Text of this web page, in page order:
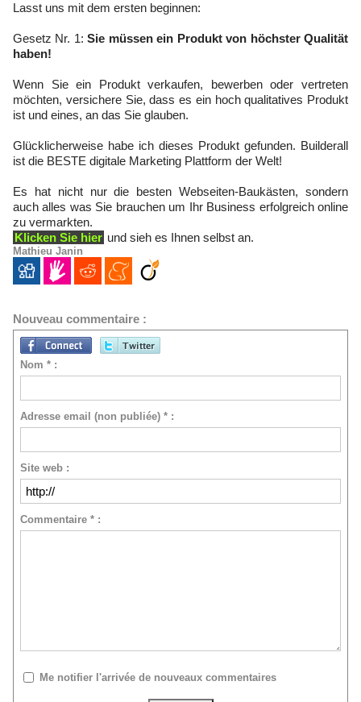
Lasst uns mit dem ersten beginnen:
Gesetz Nr. 1:Sie müssen ein Produkt von höchster Qualität
haben!
Wenn Sie ein Produkt verkaufen, bewerben oder vertreten
möchten, versichere Sie, dass es ein hoch qualitatives Produkt
ist und eines, an das Sie glauben.
Glücklicherweise habe ich dieses Produkt gefunden. Builderall
ist die BESTE digitale Marketing Plattform der Welt!
Es hat nicht nur die besten Webseiten-Baukästen, sondern
auch alles was Sie brauchen um Ihr Business erfolgreich online
zu vermarkten.
Klicken Sie hier und sieh es Ihnen selbst an.
Mathieu Janin
Nouveau commentaire :
Nom * :
Adresse email (non publiée) * :
Site web :
Commentaire * :
Me notifier l'arrivée de nouveaux commentaires